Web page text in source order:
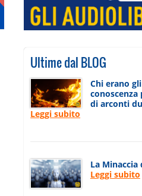
Ultime dal BLOG
Chi erano
di arconti
Leggi subito
La
Leggi subito